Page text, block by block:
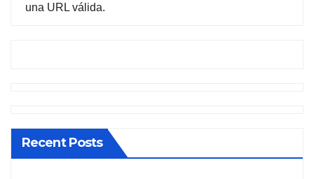
una URL válida.
Recent Posts